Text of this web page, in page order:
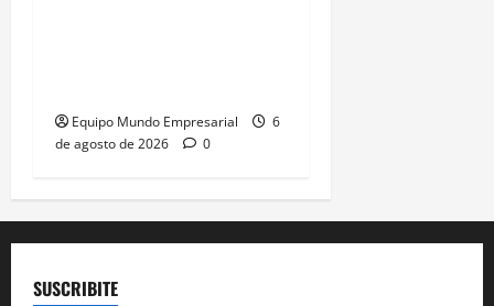
Equipo Mundo Empresarial
6
de agosto de 2026
0
SUSCRIBITE